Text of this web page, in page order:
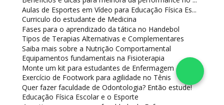
Aulas de Esportes em Vídeo para Educação Física Es...
Curriculo do estudante de Medicina
Fases para o aprendizado da tática no Handebol
Tipos de Terapias Alternativas e Complementares
Saiba mais sobre a Nutrição Comportamental
Equipamentos fundamentais na Fisioterapia
Monte um kit para estudantes de Enfermagem
Exercício de Footwork para agilidade no Tênis
Quer fazer faculdade de Odontologia? Então estude!
Educação Física Escolar e o Esporte